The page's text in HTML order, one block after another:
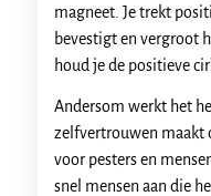
magneet. Je trekt
bevestigt en vergroot
houd je de positieve
Andersom werkt het
zelfvertrouwen maakt
voor pesters en
snel mensen aan die